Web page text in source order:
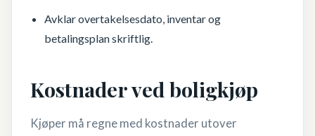
Avklar overtakelsesdato, inventar og
betalingsplan skriftlig.
Kostnader ved boligkjøp
Kjøper må regne med kostnader utover